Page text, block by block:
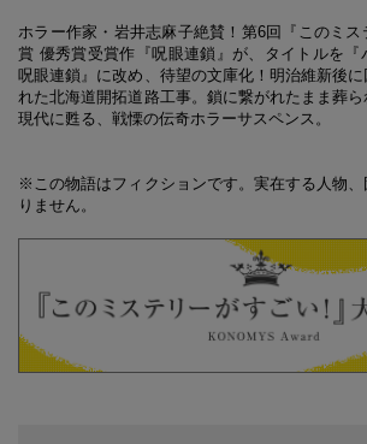
ホラー作家・岩井志麻子絶賛！第6回『このミ
賞 優秀賞受賞作『呪眼連鎖』が、タイトルを
呪眼連鎖』に改め、待望の文庫化！明治維新後
れた北海道開拓道路工事。鎖に繋がれたまま葬
現代に甦る、戦慄の伝奇ホラーサスペンス。
※この物語はフィクションです。実在する人物
りません。